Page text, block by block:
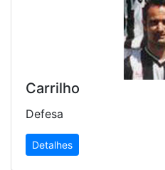
Carrilho
Defesa
Detalhes